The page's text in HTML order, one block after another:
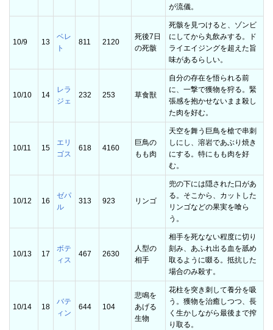
が流儀。
10/9 13
ベレ
ト
811 2120
死後7日
の死骸
死骸を見つけると、ゾンビ
にしてから丸飲みする。ド
ライエイジングを超えた旨
味があるらしい。
10/10 14
レラ
ジェ
232 253 草食獣
自分の存在を悟られる前
に、一撃で獲物を狩る。緊
張感を抱かせないまま殺し
た肉を好む。
10/11 15
エリ
ゴス
618 4160
巨鳥の
もも肉
天空を舞う巨鳥を槍で串刺
しにし、溶岩であぶり焼き
にする。特にもも肉を好
む。
10/12 16
ゼパ
ル
313 923 リンゴ
兜の下には隠された口があ
る。そこから、カットした
リンゴなどの果実を喰ら
う。
10/13 17
ボテ
ィス
467 2630
人型の
相手
相手を死なない程度に切り
刻み、あふれ出る血を舐め
取るように啜る。抵抗した
場合のみ殺す。
10/14 18
バテ
ィン
644 104
悲鳴を
あげる
生物
花柱を突き刺して養分を吸
う。獲物を治癒しつつ、長
く生かしながら最後まで搾
り取る。